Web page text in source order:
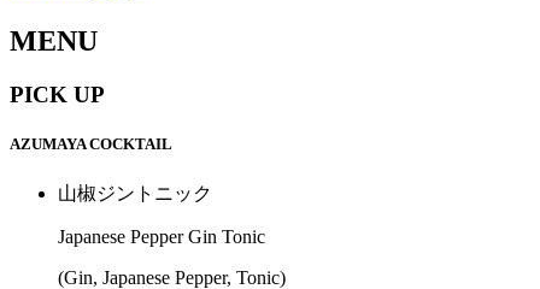
MENU
PICK UP
AZUMAYA COCKTAIL
山椒ジントニック
Japanese Pepper Gin Tonic
(Gin, Japanese Pepper, Tonic)